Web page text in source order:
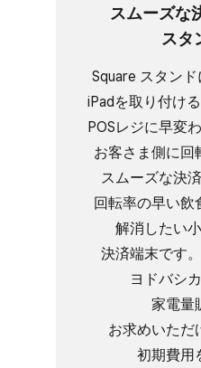
スムーズな​
スタ
Square スタン
iPadを​取り付け
POSレジに​早変
お客さま側に​回
スムーズな​決
回転率の​早い​飲
解消したい​
決済端末です
ヨドバシ
家電量
お求めいただ
初期費用